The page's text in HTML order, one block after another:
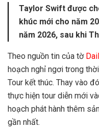
Taylor Swift được
khúc mới cho năm
năm 2026, sau khi
Theo nguồn tin của tờ
hoạch nghỉ ngơi trong
Tour kết thúc. Thay vào
thực hiện tour diễn mới
hoạch phát hành thêm
gần nhất.